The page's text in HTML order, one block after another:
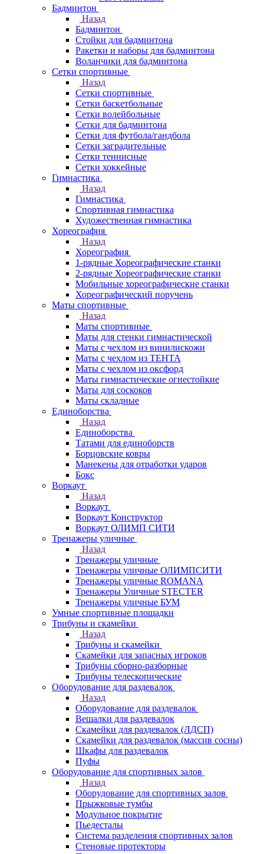
Бадминтон
Назад
Бадминтон
Стойки для бадминтона
Ракетки и наборы для бадминтона
Воланчики для бадминтона
Сетки спортивные
Назад
Сетки спортивные
Сетки баскетбольные
Сетки волейбольные
Сетки для бадминтона
Сетки для футбола/гандбола
Сетки заградительные
Сетки теннисные
Сетки хоккейные
Гимнастика
Назад
Гимнастика
Спортивная гимнастика
Художественная гимнастика
Хореография
Назад
Хореография
1-рядные Хореографические станки
2-рядные Хореографические станки
Мобильные хореографические станки
Хореографический поручень
Маты спортивные
Назад
Маты спортивные
Маты для стенки гимнастической
Маты с чехлом из винилискожи
Маты с чехлом из ТЕНТА
Маты с чехлом из оксфорд
Маты гимнастические огнестойкие
Маты для соскоков
Маты складные
Единоборства
Назад
Единоборства
Татами для единоборств
Борцовские ковры
Манекены для отработки ударов
Бокс
Воркаут
Назад
Воркаут
Воркаут Конструктор
Воркаут ОЛИМП СИТИ
Тренажеры уличные
Назад
Тренажеры уличные
Тренажеры уличные ОЛИМПСИТИ
Тренажеры уличные ROMANA
Тренажеры Уличные STECTER
Тренажеры уличные БУМ
Умные спортивные площадки
Трибуны и скамейки
Назад
Трибуны и скамейки
Скамейки для запасных игроков
Трибуны сборно-разборные
Трибуны телескопические
Оборудование для раздевалок
Назад
Оборудование для раздевалок
Вешалки для раздевалок
Скамейки для раздевалок (ЛДСП)
Скамейки для раздевалок (массив сосны)
Шкафы для раздевалок
Пуфы
Оборудование для спортивных залов
Назад
Оборудование для спортивных залов
Прыжковые тумбы
Модульное покрытие
Пьедесталы
Система разделения спортивных залов
Стеновые протекторы